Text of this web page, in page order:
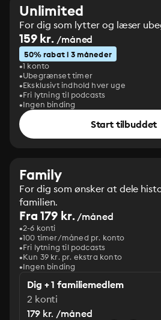
Unlimited
For dig som lytter og læser
159 kr. /måned
50% rabat i 3 måneder
1 konto
Ubegrænset timer
Eksklusivt indhold hver uge
Fri lytning til podcasts
Ingen binding
Start tilbuddet
Family
For dig som ønsker at dele
familien.
Fra 179 kr./måned
2-6 konti
100 timer/måned pr. konto
Fri lytning til podcasts
Kun 39 kr. pr. ekstra konto
Ingen binding
Dig + 1 familiemedlem
2 konti
179 kr. /måned